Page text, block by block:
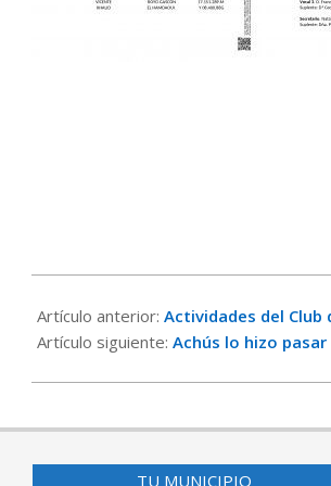
10-
30
Artículo anterior: Actividades del Club
Artículo siguiente: Achús lo hizo
TU MUNICIPIO